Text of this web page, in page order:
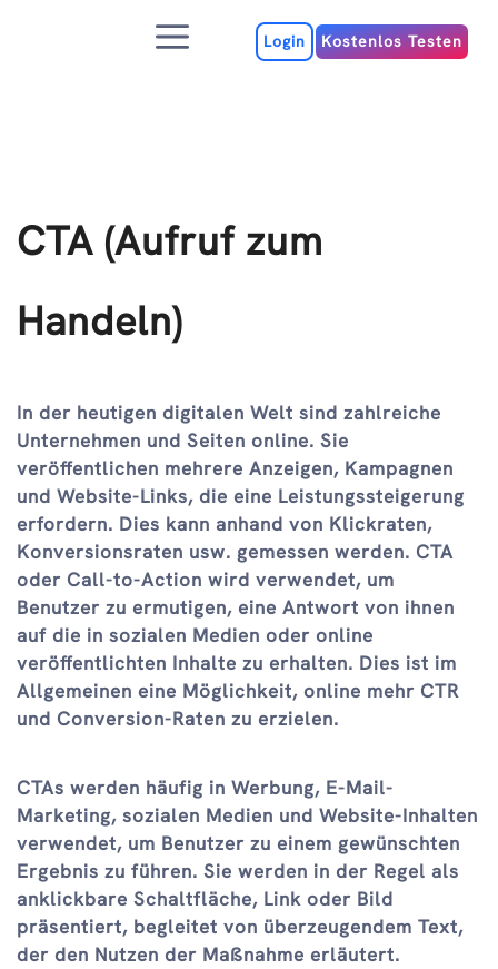
MenuLogin Kostenlos Testen
CTA (Aufruf zum
Handeln)
In der heutigen digitalen Welt sind zahlreiche
Unternehmen und Seiten online. Sie
veröffentlichen mehrere Anzeigen, Kampagnen
und Website-Links, die eine Leistungssteigerung
erfordern. Dies kann anhand von Klickraten,
Konversionsraten usw. gemessen werden. CTA
oder Call-to-Action wird verwendet, um
Benutzer zu ermutigen, eine Antwort von ihnen
auf die in sozialen Medien oder online
veröffentlichten Inhalte zu erhalten. Dies ist im
Allgemeinen eine Möglichkeit, online mehr CTR
und Conversion-Raten zu erzielen.
CTAs werden häufig in Werbung, E-Mail-
Marketing, sozialen Medien und Website-Inhalten
verwendet, um Benutzer zu einem gewünschten
Ergebnis zu führen. Sie werden in der Regel als
anklickbare Schaltfläche, Link oder Bild
präsentiert, begleitet von überzeugendem Text,
der den Nutzen der Maßnahme erläutert.